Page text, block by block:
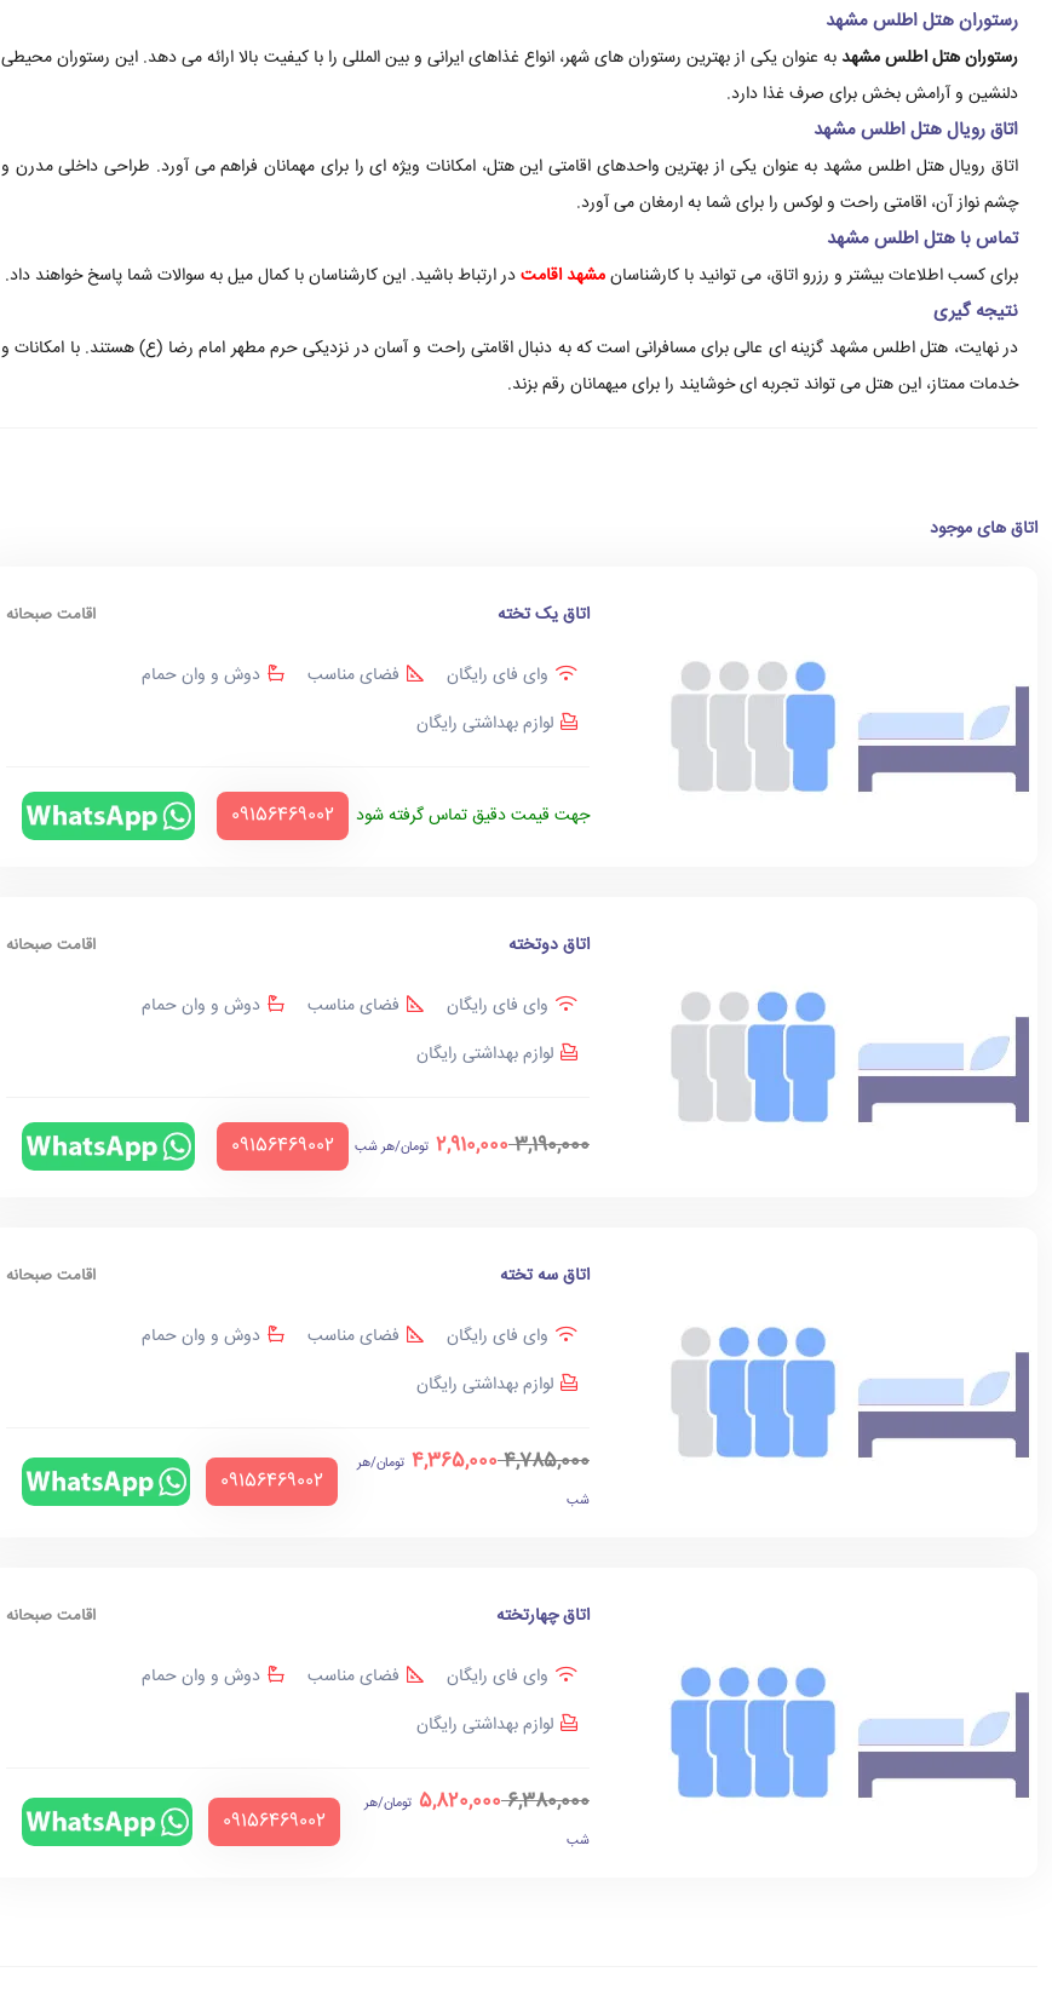
رستوران هتل اطلس مشهد
رستوران هتل اطلس مشهدبه عنوان یکی از بهترین رستوران های شهر، انواع غذاهای ایرانی و بین المللی را با کیفیت بالا ارائه می دهد. این رستوران محیطی
دلنشین و آرامش بخش برای صرف غذا دارد.
اتاق رویال هتل اطلس مشهد
اتاق رویال هتل اطلس مشهد به عنوان یکی از بهترین واحدهای اقامتی این هتل، امکانات ویژه ای را برای مهمانان فراهم می آورد. طراحی داخلی مدرن و
چشم نواز آن، اقامتی راحت و لوکس را برای شما به ارمغان می آورد.
تماس با هتل اطلس مشهد
برای کسب اطلاعات بیشتر و رزرو اتاق، می توانید با کارشناسانمشهد اقامتدر ارتباط باشید. این کارشناسان با کمال میل به سوالات شما پاسخ خواهند داد.
نتیجه گیری
در نهایت، هتل اطلس مشهد گزینه ای عالی برای مسافرانی است که به دنبال اقامتی راحت و آسان در نزدیکی حرم مطهر امام رضا (ع) هستند. با امکانات و
خدمات ممتاز، این هتل می تواند تجربه ای خوشایند را برای میهمانان رقم بزند.
اتاق های موجود
اتاق یک تخته اقامت صبحانه
وای فای رایگان فضای مناسب
دوش و وان حمام
لوازم بهداشتی رایگان
جهت قیمت دقیق تماس گرفته شود ‪09156469002‬
اتاق دوتخته اقامت صبحانه
وای فای رایگان فضای مناسب
دوش و وان حمام
لوازم بهداشتی رایگان
3,190,000
2,910,000 تومان/هر شب ‪09156469002‬
اتاق سه تخته اقامت صبحانه
وای فای رایگان فضای مناسب
دوش و وان حمام
لوازم بهداشتی رایگان
4,785,000
4,365,000 تومان/هر
شب
‪09156469002‬
اتاق چهارتخته اقامت صبحانه
وای فای رایگان فضای مناسب
دوش و وان حمام
لوازم بهداشتی رایگان
6,380,000
5,820,000 تومان/هر
شب
‪09156469002‬